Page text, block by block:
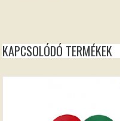
KAPCSOLÓDÓ TERMÉKEK